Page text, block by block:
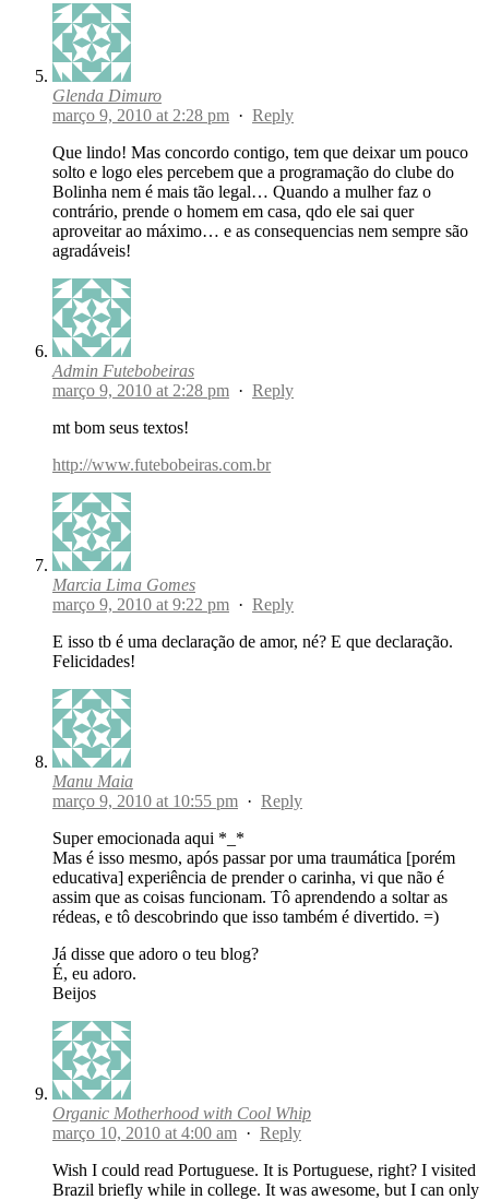
Glenda Dimuro
março 9, 2010 at 2:28 pm · Reply
Que lindo! Mas concordo contigo, tem que deixar um pouco
solto e logo eles percebem que a programação do clube do
Bolinha nem é mais tão legal… Quando a mulher faz o
contrário, prende o homem em casa, qdo ele sai quer
aproveitar ao máximo… e as consequencias nem sempre são
agradáveis!
Admin Futebobeiras
março 9, 2010 at 2:28 pm · Reply
mt bom seus textos!
http://www.futebobeiras.com.br
Marcia Lima Gomes
março 9, 2010 at 9:22 pm · Reply
E isso tb é uma declaração de amor, né? E que declaração.
Felicidades!
Manu Maia
março 9, 2010 at 10:55 pm · Reply
Super emocionada aqui *_*
Mas é isso mesmo, após passar por uma traumática [porém
educativa] experiência de prender o carinha, vi que não é
assim que as coisas funcionam. Tô aprendendo a soltar as
rédeas, e tô descobrindo que isso também é divertido. =)
Já disse que adoro o teu blog?
É, eu adoro.
Beijos
Organic Motherhood with Cool Whip
março 10, 2010 at 4:00 am · Reply
Wish I could read Portuguese. It is Portuguese, right? I visited
Brazil briefly while in college. It was awesome, but I can only